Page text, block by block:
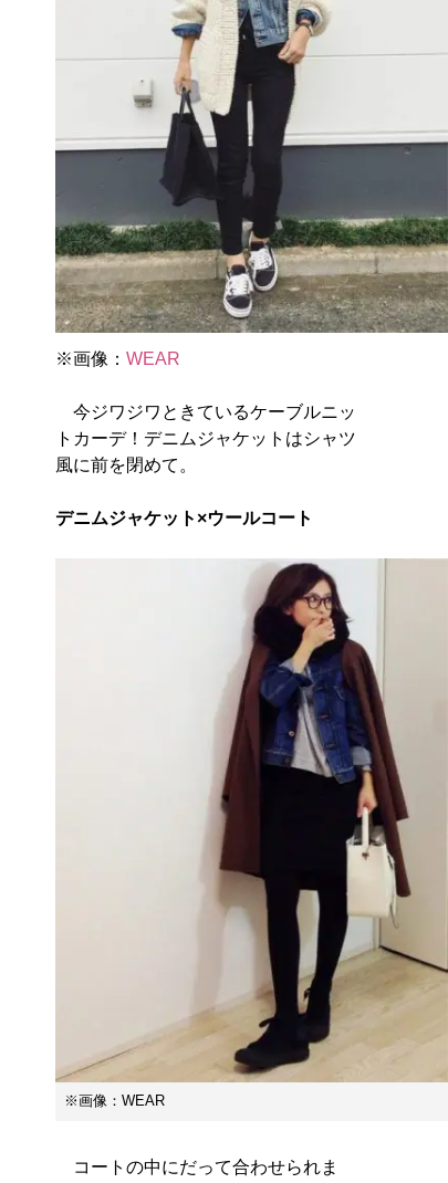
※画像： WEAR
今ジワジワときているケーブルニッ
トカーデ！デニムジャケットはシャツ
風に前を閉めて。
デニムジャケット×ウールコート
※画像：WEAR
コートの中にだって合わせられま